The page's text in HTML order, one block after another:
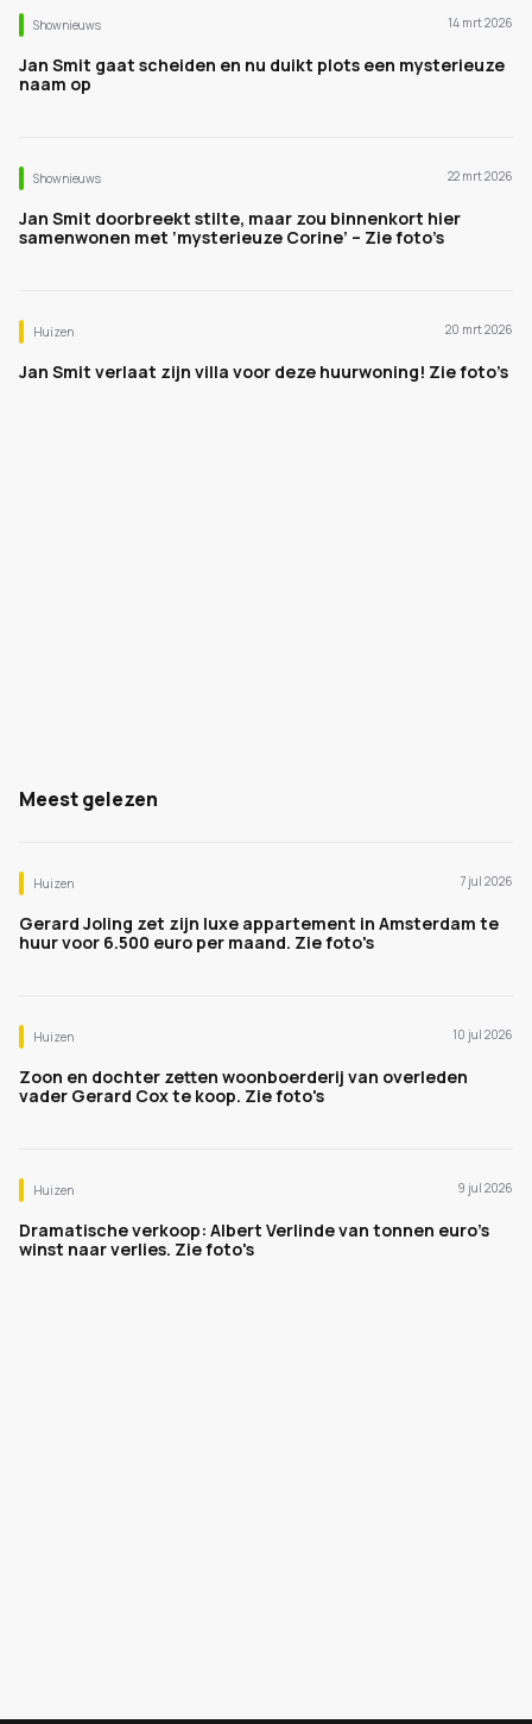
Shownieuws 14 mrt 2026
Jan Smit gaat scheiden en nu duikt plots een mysterieuze
naam op
Shownieuws 22 mrt 2026
Jan Smit doorbreekt stilte, maar zou binnenkort hier
samenwonen met ‘mysterieuze Corine’ – Zie foto’s
Huizen 20 mrt 2026
Jan Smit verlaat zijn villa voor deze huurwoning! Zie foto’s
Meest gelezen
Huizen 7 jul 2026
Gerard Joling zet zijn luxe appartement in Amsterdam te
huur voor 6.500 euro per maand. Zie foto's
Huizen 10 jul 2026
Zoon en dochter zetten woonboerderij van overleden
vader Gerard Cox te koop. Zie foto's
Huizen 9 jul 2026
Dramatische verkoop: Albert Verlinde van tonnen euro's
winst naar verlies. Zie foto's